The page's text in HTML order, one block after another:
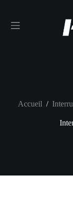
Accueil /